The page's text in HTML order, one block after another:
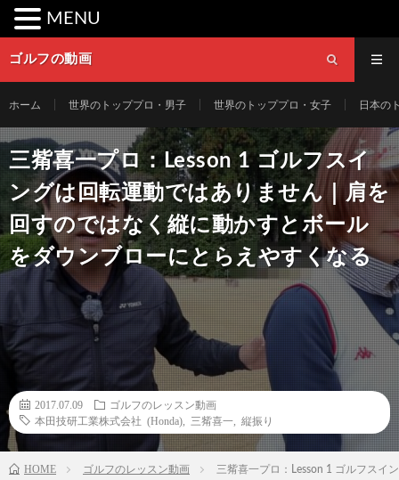
ゴルフの動画
ホーム 世界のトッププロ・男子 世界のトッププロ・女子 日本の
三觜喜一プロ：Lesson 1 ゴルフスイ
ングは回転運動ではありません｜肩を
回すのではなく縦に動かすとボール
をダウンブローにとらえやすくなる
2017.07.09
ゴルフのレッスン動画
本田技研工業株式会社 (Honda)
三觜喜一 縦振り
HOME ゴルフのレッスン動画 三觜喜一プロ：Lesson 1 ゴルフスイ
MENU